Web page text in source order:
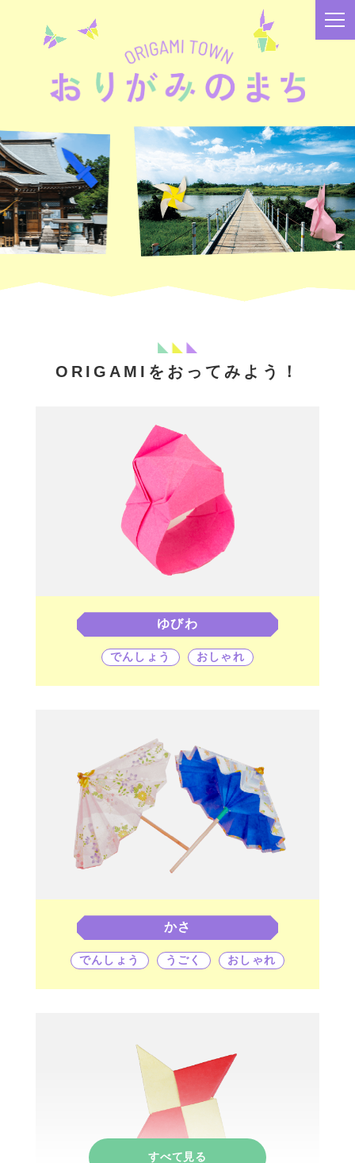
ORIGAMIをおってみよう！
ゆびわ
でんしょう おしゃれ
かさ
でんしょう うごく おしゃれ